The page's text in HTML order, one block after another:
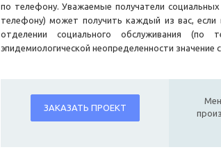
по телефону. Уважаемые получатели
телефону) может получить каждый из вас,
отделении социального обслуживания (по
эпидемиологической неопределенности
ЗАКАЗАТЬ ПРОЕКТ